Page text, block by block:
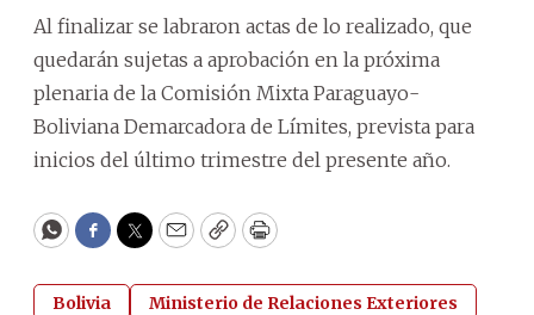
Al finalizar se labraron actas de lo realizado, que
quedarán sujetas a aprobación en la próxima
plenaria de la Comisión Mixta Paraguayo-
Boliviana Demarcadora de Límites, prevista para
inicios del último trimestre del presente año.
WhatsApp
Facebook
Twitter
EmailCopyPrint
Bolivia
Ministerio de Relaciones Exteriores